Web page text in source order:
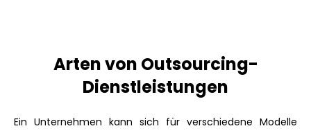
Arten von Outsourcing-
Dienstleistungen
Ein Unternehmen kann sich für verschiedene Modelle